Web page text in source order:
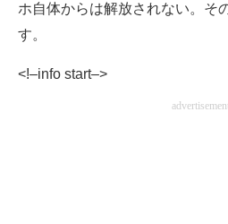
ホ自体からは解放されない。そ
す。
<!–info start–>